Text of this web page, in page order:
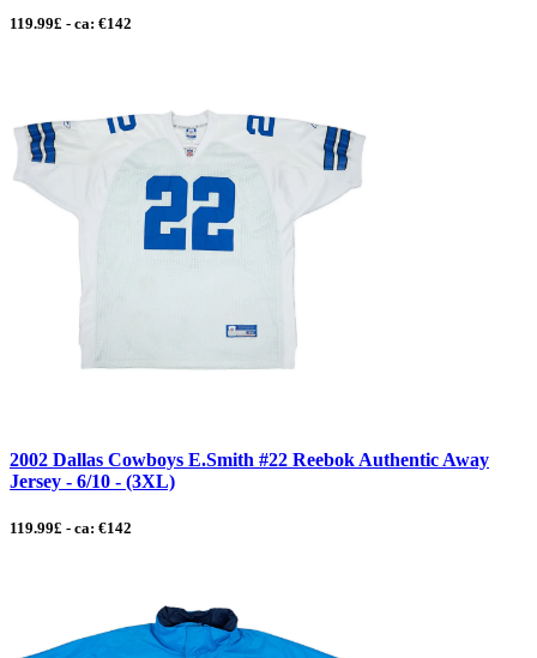
119.99£ - ca: €142
2002 Dallas Cowboys E.Smith #22 Reebok Authentic Away
Jersey - 6/10 - (3XL)
119.99£ - ca: €142